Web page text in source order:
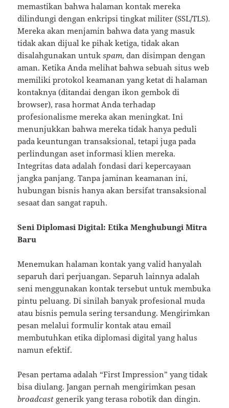
memastikan bahwa halaman kontak mereka
dilindungi dengan enkripsi tingkat militer (SSL/TLS).
Mereka akan menjamin bahwa data yang masuk
tidak akan dijual ke pihak ketiga, tidak akan
disalahgunakan untukspam, dan disimpan dengan
aman. Ketika Anda melihat bahwa sebuah situs web
memiliki protokol keamanan yang ketat di halaman
kontaknya (ditandai dengan ikon gembok di
browser), rasa hormat Anda terhadap
profesionalisme mereka akan meningkat. Ini
menunjukkan bahwa mereka tidak hanya peduli
pada keuntungan transaksional, tetapi juga pada
perlindungan aset informasi klien mereka.
Integritas data adalah fondasi dari kepercayaan
jangka panjang. Tanpa jaminan keamanan ini,
hubungan bisnis hanya akan bersifat transaksional
sesaat dan sangat rapuh.
Seni Diplomasi Digital: Etika Menghubungi Mitra
Baru
Menemukan halaman kontak yang valid hanyalah
separuh dari perjuangan. Separuh lainnya adalah
seni menggunakan kontak tersebut untuk membuka
pintu peluang. Di sinilah banyak profesional muda
atau bisnis pemula sering tersandung. Mengirimkan
pesan melalui formulir kontak atau email
membutuhkan etika diplomasi digital yang halus
namun efektif.
Pesan pertama adalah “First Impression” yang tidak
bisa diulang. Jangan pernah mengirimkan pesan
broadcast generik yang terasa robotik dan dingin.